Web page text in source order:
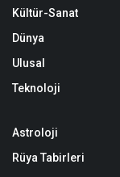
Kültür-Sanat
Dünya
Ulusal
Teknoloji
Astroloji
Rüya Tabirleri